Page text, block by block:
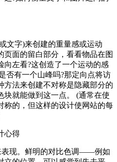
文字)来创建的重量感或运动
面的留白部分，看看物品在图
向左看?这创造了一个运动的感
否有一个山峰吗?那定向点将访
方法来创建不对称是隐藏部分的
块就能做到这一点。 (通常在使
称的，但这样的设计使网站的每
心得
表现。鲜明的对比色调——例如